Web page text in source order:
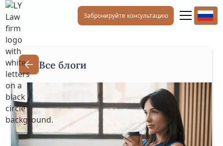
Забронируйте консультацию
Все блоги